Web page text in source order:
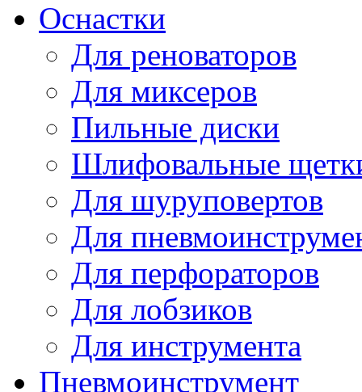
Оснастки
Для реноваторов
Для миксеров
Пильные диски
Шлифовальные
Для шуруповертов
Для
Для перфораторов
Для лобзиков
Для инструмента
Пневмоинструмент